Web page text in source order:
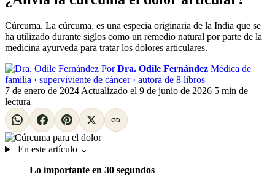
Cúrcuma. La cúrcuma, es una especia originaria de la India que se
ha utilizado durante siglos como un remedio natural por parte de la
medicina ayurveda para tratar los dolores articulares.
Por Dra. Odile Fernández Médica de
familia · superviviente de cáncer · autora de 8 libros
7 de enero de 2024 Actualizado el 9 de junio de 2026 5 min de
lectura
En este artículo ⌄
Lo importante en 30 segundos